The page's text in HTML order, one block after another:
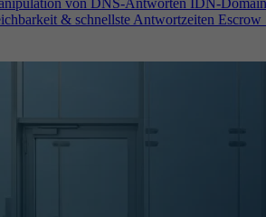
von DNS-Antworten IDN-
& schnellste Antwortzeiten Escrow